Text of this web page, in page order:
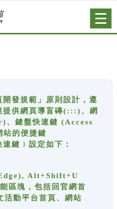
發規範」原則設計，遵
提供網頁導盲磚(:::)、網
鍵盤快速鍵 (Access
的便捷鍵
鍵﹞設定如下：
Alt+Shift+U
區塊，包括回官網首
活動平台首頁、網站